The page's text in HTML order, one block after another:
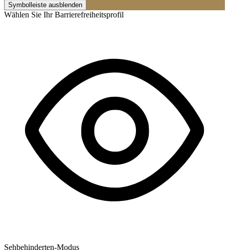
Symbolleiste ausblenden
Wählen Sie Ihr Barrierefreiheitsprofil
Sehbehinderten-Modus